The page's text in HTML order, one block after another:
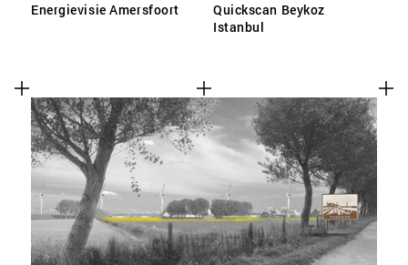
Energievisie Amersfoort
Quickscan Beykoz
Istanbul